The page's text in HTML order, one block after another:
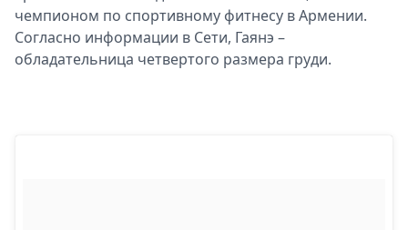
чемпионом по спортивному фитнесу в Армении.
Согласно информации в Сети, Гаянэ –
обладательница четвертого размера груди.